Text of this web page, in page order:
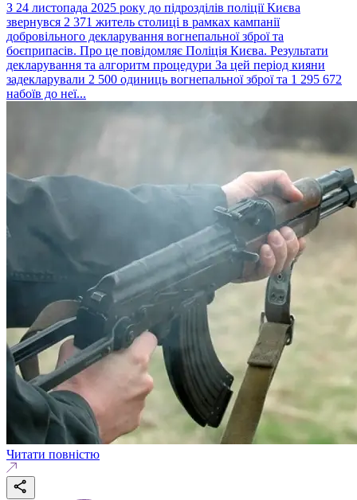
З 24 листопада 2025 року до підрозділів поліції Києва
звернувся 2 371 житель столиці в рамках кампанії
добровільного декларування вогнепальної зброї та
боєприпасів. Про це повідомляє Поліція Києва. Результати
декларування та алгоритм процедури За цей період кияни
задекларували 2 500 одиниць вогнепальної зброї та 1 295 672
набоїв до неї...
Читати повністю